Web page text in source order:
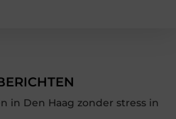
in Den Haag zonder stress in